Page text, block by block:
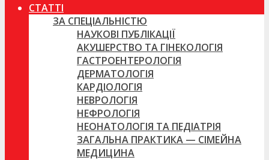
СТАТТІ
ЗА СПЕЦІАЛЬНІСТЮ
НАУКОВІ ПУБЛІКАЦІЇ
АКУШЕРСТВО ТА ГІНЕКОЛОГІЯ
ГАСТРОЕНТЕРОЛОГІЯ
ДЕРМАТОЛОГІЯ
КАРДІОЛОГІЯ
НЕВРОЛОГІЯ
НЕФРОЛОГІЯ
НЕОНАТОЛОГІЯ ТА ПЕДІАТРІЯ
ЗАГАЛЬНА ПРАКТИКА — СІМЕЙНА
МЕДИЦИНА